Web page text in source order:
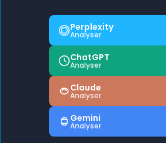
Perplexity
Analyser
ChatGPT
Analyser
Claude
Analyser
Gemini
Analyser